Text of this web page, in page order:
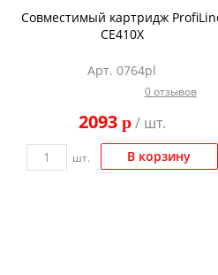
Совместимый картридж
CE410X
Арт. 0764pl
0 отзывов
2093 p/ шт.
шт. В корзину